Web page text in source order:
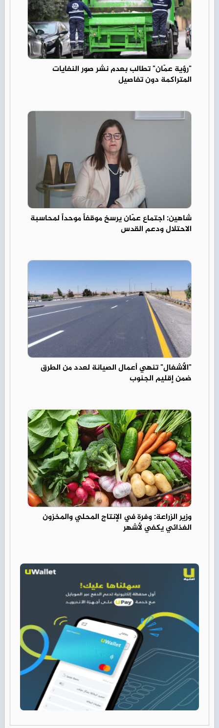
"رؤية عمّان" تطالب بعدم نشر صور النفايات
المتراكمة دون تفاصيل
شاهين: اجتماع عمّان يرسخ موقفاً موحداً لمحاسبة
الاحتلال ودعم القدس
"الأشغال" تنهي أعمال الصيانة لعدد من الطرق
ضمن إقليم الجنوب
وزير الزراعة: وفرة في الإنتاج المحلي والمخزون
الغذائي يكفي لأشهر